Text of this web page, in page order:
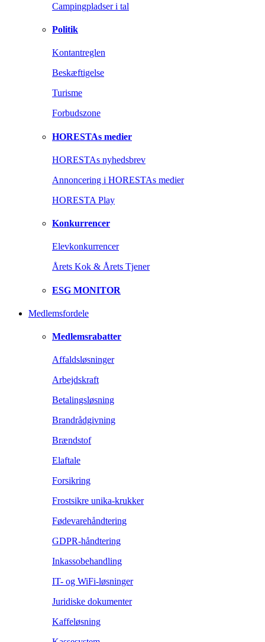
Campingpladser i tal
Politik
Kontantreglen
Beskæftigelse
Turisme
Forbudszone
HORESTAs medier
HORESTAs nyhedsbrev
Annoncering i HORESTAs medier
HORESTA Play
Konkurrencer
Elevkonkurrencer
Årets Kok & Årets Tjener
ESG MONITOR
Medlemsfordele
Medlemsrabatter
Affaldsløsninger
Arbejdskraft
Betalingsløsning
Brandrådgivning
Brændstof
Elaftale
Forsikring
Frostsikre unika-krukker
Fødevarehåndtering
GDPR-håndtering
Inkassobehandling
IT- og WiFi-løsninger
Juridiske dokumenter
Kaffeløsning